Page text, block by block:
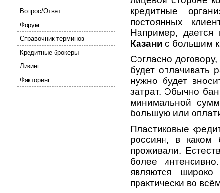
кредитные
постоянных
Например,
Казани с большим
Согласно
будет оплачивать
нужно будет
затрат. Обычно
минимальной
большую или
Пластиковые
россиян, в
проживали.
более
являются широко
практически во
Вопрос/Ответ
Форум
Справочник терминов
Кредитные брокеры
Лизинг
Факторинг